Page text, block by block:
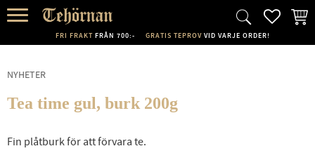
FRI FRAKT FRÅN 700:- GRATIS TEPROV VID VARJE ORDER!
NYHETER
Tea time gul, burk 200g
Fin plåtburk för att förvara te.